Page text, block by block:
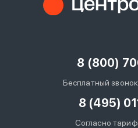
8 (800)
Бесплатный
8 (495)
Согласно